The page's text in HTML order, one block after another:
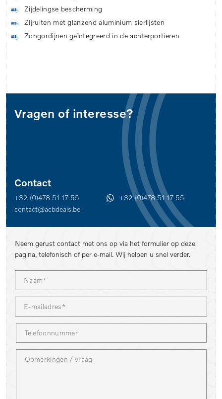
Zijdelingse bescherming
Zijruiten met glanzend aluminium sierlijsten
Zongordijnen geïntegreerd in de achterportieren
Vragen of interesse?
Contact
+32 (0)478 51 17 55
+32 (0)478 51 17 55
contact@acbdeals.be
Neem gerust contact met ons op via het formulier op deze
pagina, telefonisch of per e-mail. Wij helpen u snel verder.